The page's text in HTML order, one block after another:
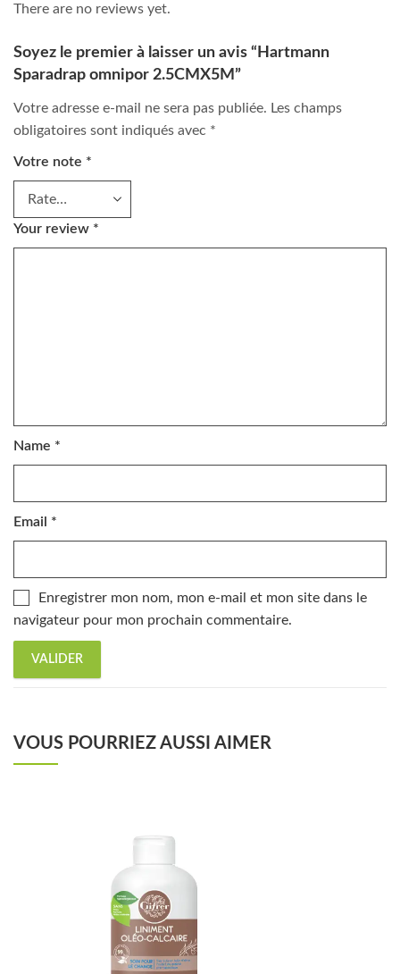
There are no reviews yet.
Soyez le premier à laisser un avis “Hartmann
Sparadrap omnipor 2.5CMX5M”
Votre adresse e-mail ne sera pas publiée. Les champs
obligatoires sont indiqués avec *
Votre note *
Your review *
Name *
Email *
Enregistrer mon nom, mon e-mail et mon site dans le
navigateur pour mon prochain commentaire.
VOUS POURRIEZ AUSSI AIMER